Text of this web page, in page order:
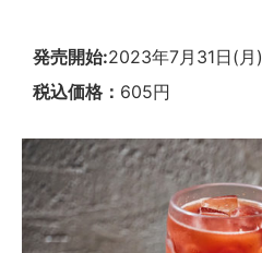
発売開始:2023年7月31日(月)
税込価格： 605円